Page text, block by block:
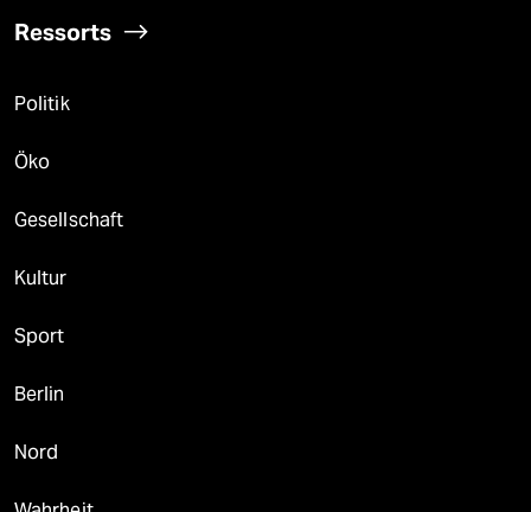
Ressorts
Politik
Öko
Gesellschaft
Kultur
Sport
Berlin
Nord